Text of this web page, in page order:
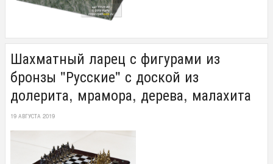
Шахматный ларец с фигурами из
бронзы "Русские" с доской из
долерита, мрамора, дерева, малахита
19 АВГУСТА 2019